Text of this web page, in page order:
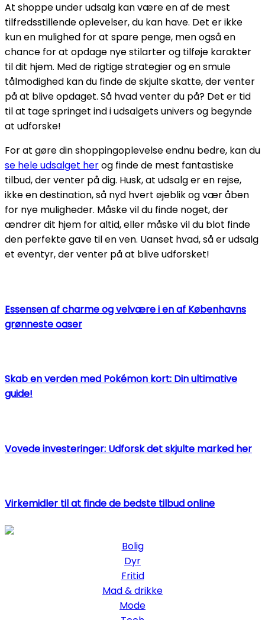
At shoppe under udsalg kan være en af de mest
tilfredsstillende oplevelser, du kan have. Det er ikke
kun en mulighed for at spare penge, men også en
chance for at opdage nye stilarter og tilføje karakter
til dit hjem. Med de rigtige strategier og en smule
tålmodighed kan du finde de skjulte skatte, der venter
på at blive opdaget. Så hvad venter du på? Det er tid
til at tage springet ind i udsalgets univers og begynde
at udforske!
For at gøre din shoppingoplevelse endnu bedre, kan du
se hele udsalget herog finde de mest fantastiske
tilbud, der venter på dig. Husk, at udsalg er en rejse,
ikke en destination, så nyd hvert øjeblik og vær åben
for nye muligheder. Måske vil du finde noget, der
ændrer dit hjem for altid, eller måske vil du blot finde
den perfekte gave til en ven. Uanset hvad, så er udsalg
et eventyr, der venter på at blive udforsket!
Essensen af charme og velvære i en af Københavns
grønneste oaser
Skab en verden med Pokémon kort: Din ultimative
guide!
Vovede investeringer: Udforsk det skjulte marked her
Virkemidler til at finde de bedste tilbud online
Bolig
Dyr
Fritid
Mad & drikke
Mode